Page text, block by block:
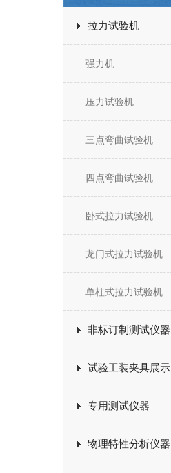
拉力试验机
强力机
压力试验机
三点弯曲试验机
四点弯曲试验机
卧式拉力试验机
龙门式拉力试验机
单柱式拉力试验机
非标订制测试仪器
试验工装夹具展示
专用测试仪器
物理特性分析仪器